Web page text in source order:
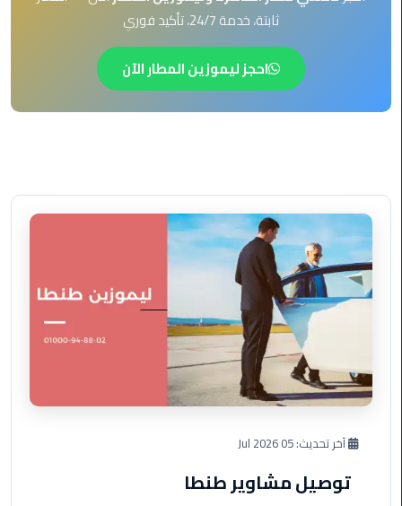
EN
AR
السخنة
العرب
الغردقة
ليموزين
برج
العرب
ليموزين
برج
العرب
دهب
ليموزين
ثابتة، خدمة 24/7، تأكيد فوري
احجز ليموزين المطار الآن
آخر تحديث:05 Jul 2026
توصيل مشاوير طنطا